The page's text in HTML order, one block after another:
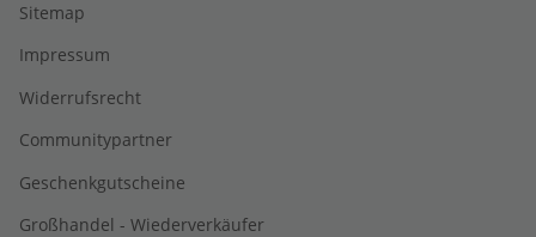
Sitemap
Impressum
Widerrufsrecht
Communitypartner
Geschenkgutscheine
Großhandel - Wiederverkäufer